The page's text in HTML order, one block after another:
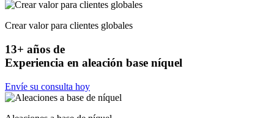
Crear valor para clientes globales
13+ años de
Experiencia en aleación base níquel
Envíe su consulta hoy